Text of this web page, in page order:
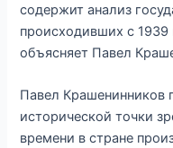
содержит анализ
происходивших с 1939
объясняет Павел
Павел Крашенинников
исторической точки
времени в стране